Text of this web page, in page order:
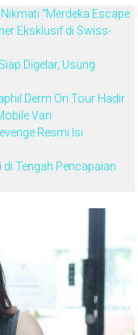
“Merdeka Escape
Eksklusif di Swiss-
Digelar, Usung
Derm On Tour Hadir
Van
Resmi Isi
Tengah Pencapaian